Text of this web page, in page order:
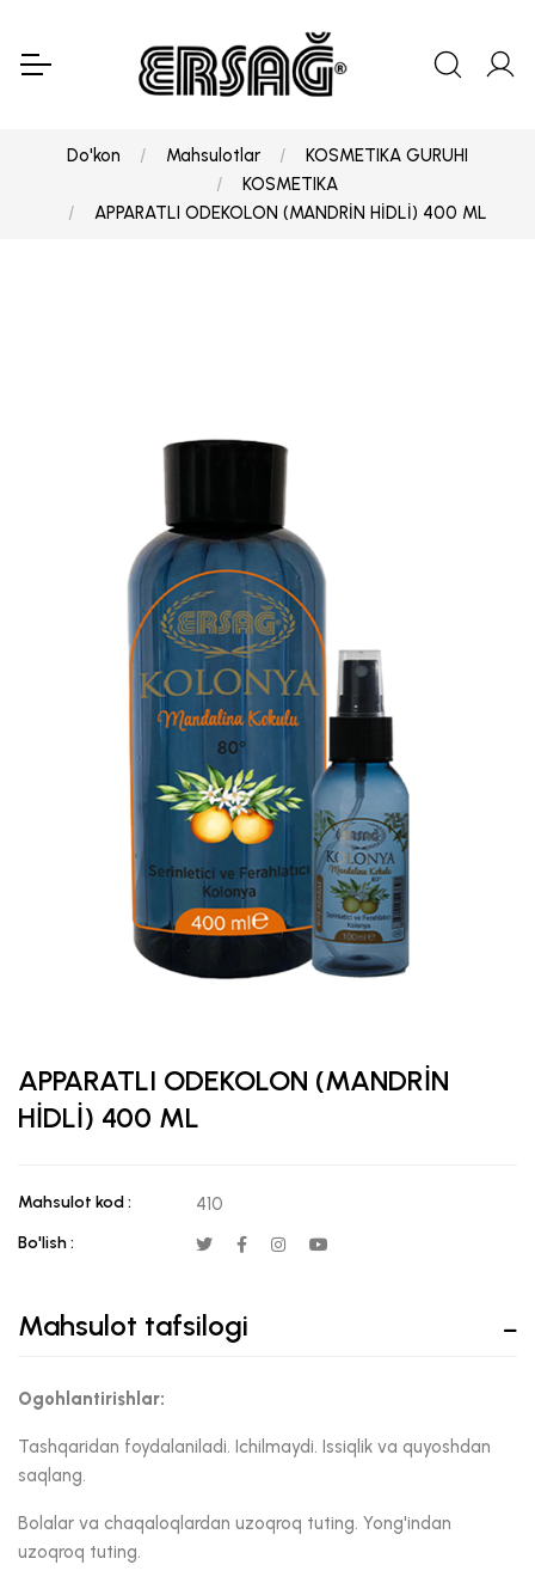
Do'kon Mahsulotlar
KOSMETIKA GURUHI
KOSMETIKA
APPARATLI ODEKOLON (MANDRİN HİDLİ) 400 ML
APPARATLI ODEKOLON (MANDRİN
HİDLİ) 400 ML
Mahsulot kod : 410
Bo'lish :
Mahsulot tafsilogi
Ogohlantirishlar:
Tashqaridan foydalaniladi. Ichilmaydi. Issiqlik va quyoshdan
saqlang.
Bolalar va chaqaloqlardan uzoqroq tuting. Yong'indan
uzoqroq tuting.